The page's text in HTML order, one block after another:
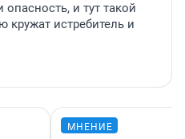
и тут такой
кружат истребитель и
МНЕНИЕ